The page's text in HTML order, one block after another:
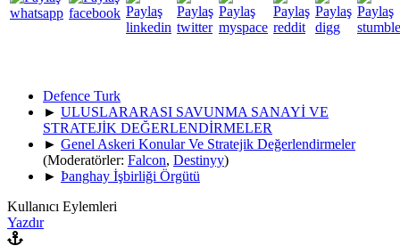
Defence Turk
► ULUSLARARASI SAVUNMA SANAYİ VE
STRATEJİK DEĞERLENDİRMELER
► Genel Askeri Konular Ve Stratejik Değerlendirmeler
(Moderatörler: Falcon, Destinyy)
► Þanghay İşbirliği Örgütü
Kullanıcı Eylemleri
Yazdır